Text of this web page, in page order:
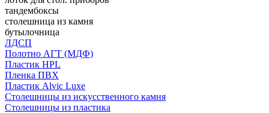
тандембоксы
столешница из камня
бутылочница
ЛДСП
Полотно АГТ (МДФ)
Пластик HPL
Пленка ПВХ
Пластик Alvic Luxe
Столешницы из искусственного камня
Столешницы из пластика